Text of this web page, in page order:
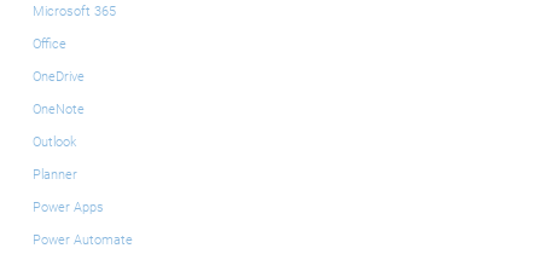
Microsoft 365
Office
OneDrive
OneNote
Outlook
Planner
Power Apps
Power Automate